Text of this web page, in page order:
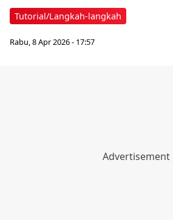
Tutorial/Langkah-langkah
Rabu, 8 Apr 2026 - 17:57